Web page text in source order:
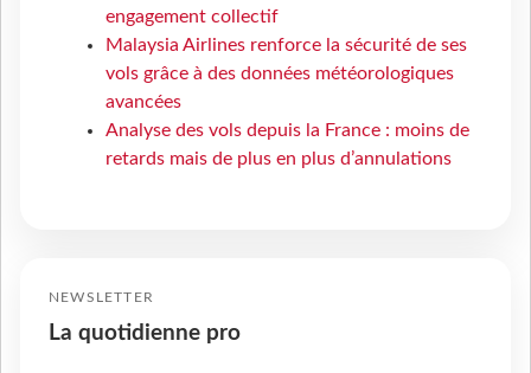
engagement collectif
Malaysia Airlines renforce la sécurité de ses
vols grâce à des données météorologiques
avancées
Analyse des vols depuis la France : moins de
retards mais de plus en plus d’annulations
NEWSLETTER
La quotidienne pro